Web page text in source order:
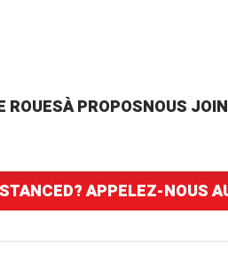
ROUESÀ PROPOSNOUS
APPELEZ-NOUS